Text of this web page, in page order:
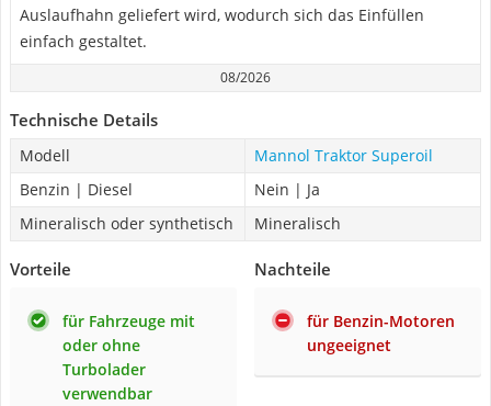
Auslaufhahn geliefert wird, wodurch sich das Einfüllen
einfach gestaltet.
08/2026
Technische Details
Modell
Mannol Traktor Superoil
Benzin | Diesel
Nein | Ja
Mineralisch oder synthetisch
Mineralisch
Vorteile
für Fahrzeuge mit
oder ohne
Turbolader
verwendbar
Nachteile
für Benzin-Motoren
ungeeignet